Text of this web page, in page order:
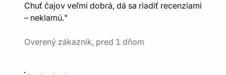
Chuť čajov veľmi dobrá, dá sa riadiť recenziami
– neklamú."
Overený zákazník, pred 1 dňom